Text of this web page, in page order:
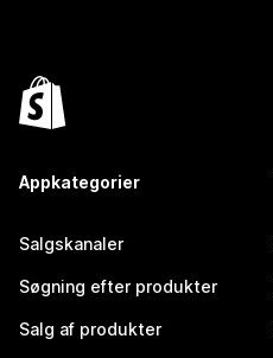
Appkategorier
Salgskanaler
Søgning efter produkter
Salg af produkter